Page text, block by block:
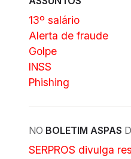
13º salário
Alerta de fraude
Golpe
INSS
Phishing
NO BOLETIM ASPAS
SERPROS divulga